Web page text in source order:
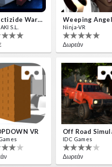
Insectizide Wars VR
S.L. Ninja-VR
Δωρεάν
VR
IDC Games
Δωρεάν